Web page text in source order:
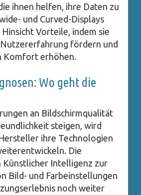
ihnen helfen, ihre Daten zu
und Curved-Displays
Vorteile, indem sie
fördern und
Komfort erhöhen.
Wo geht die
an Bildschirmqualität
steigen, wird
ihre Technologien
Die
Künstlicher Intelligenz zur
Bild- und Farbeinstellungen
noch weiter